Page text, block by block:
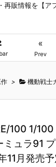
再販情報を【ア
«
Prev
作 > 機動戦士
100 1/
ミュラ91
11月発売予